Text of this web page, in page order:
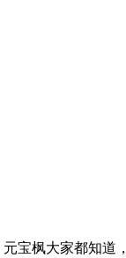
元宝枫大家都知道